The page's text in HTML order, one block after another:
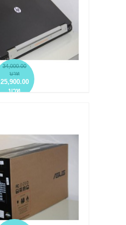
34,000.00
บาท
25,900.00
บาท
add to wish list
add to compare